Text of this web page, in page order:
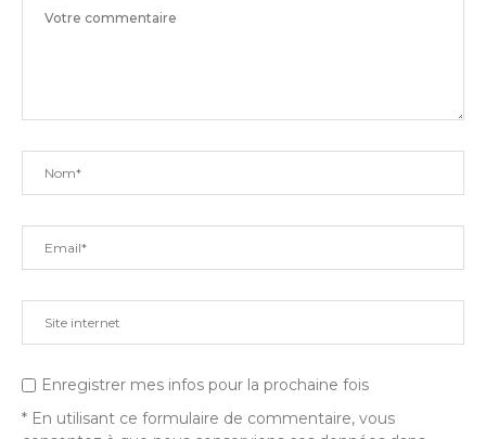
Enregistrer mes infos pour la prochaine fois
* En utilisant ce formulaire de commentaire, vous